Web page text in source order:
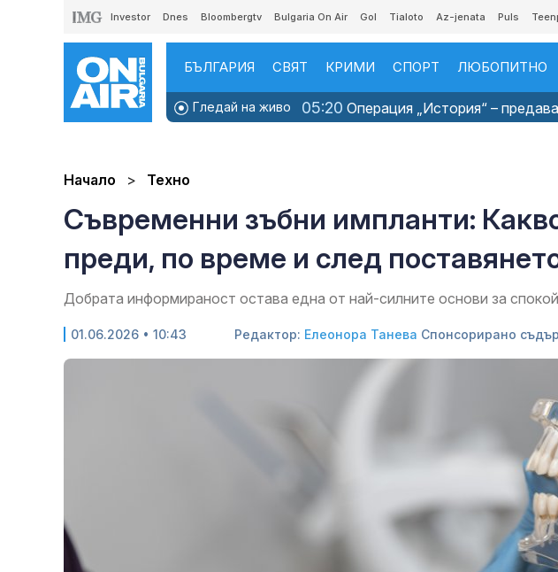
Investor Dnes Bloombergtv Bulgaria On Air Gol Tialoto Az-jenata Puls
БЪЛГАРИЯ СВЯТ КРИМИ СПОРТ ЛЮБОПИТНО
Гледай на живо 05:20 Операция „История“ –
Начало Техно
Съвременни зъбни импланти:
преди, по време и след
Добрата информираност остава една от най-силните основи за
01.06.2026 • 10:43 Редактор: Елеонора Танева Спонсорирано